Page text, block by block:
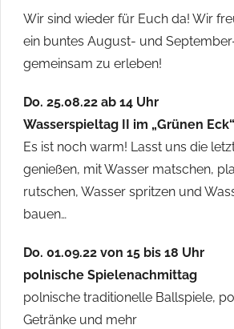
Wir sind wieder für Euch da! Wir
ein buntes August- und
gemeinsam zu erleben!
Do. 25.08.22 ab 14 Uhr
Wasserspieltag II im „Grünen Eck“
Es ist noch warm! Lasst uns die
genießen, mit Wasser matschen,
rutschen, Wasser spritzen und
bauen…
Do. 01.09.22 von 15 bis 18 Uhr
polnische Spielenachmittag
polnische traditionelle Ballspiele,
Getränke und mehr